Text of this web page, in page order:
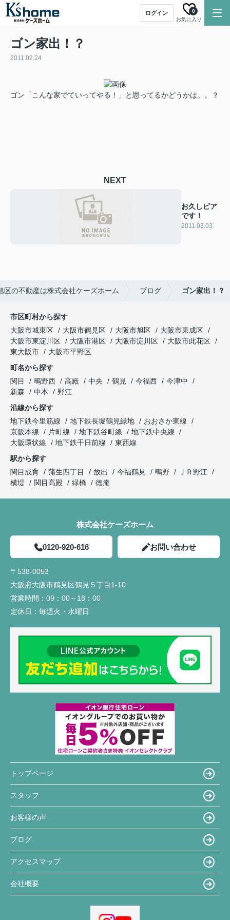
ログイン
お気に入り
0
ゴン家出！？
2011.02.24
ゴン「こんな家でていってやる！」と思ってるかどうかは。。？
NEXT
お久しピア
です！
2011.03.03
区の不動産は株式会社ケーズホーム ブログ ゴン家出！？
市区町村から探す
大阪市城東区
大阪市鶴見区 大阪市旭区
大阪市東成区
大阪市東淀川区
大阪市港区 大阪市淀川区
大阪市此花区
東大阪市
大阪市平野区
町名から探す
関目
鴫野西 高殿 中央 鶴見 今福西
今津中
新森
中本
野江
沿線から探す
地下鉄今里筋線
地下鉄長堀鶴見緑地
おおさか東線
京阪本線
片町線 地下鉄谷町線
地下鉄中央線
大阪環状線
地下鉄千日前線
東西線
駅から探す
関目成育
蒲生四丁目 放出 今福鶴見 鴫野
ＪＲ野江
横堤
関目高殿 緑橋 徳庵
株式会社ケーズホーム
0120-920-616 お問い合わせ
〒538-0053
大阪府大阪市鶴見区鶴見５丁目1-10
営業時間： 09：00～18：00
定休日： 毎週火・水曜日
トップページ
スタッフ
お客様の声
ブログ
アクセスマップ
会社概要